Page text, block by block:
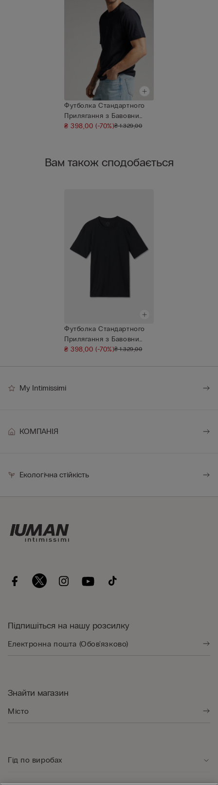
Футболка Стандартного
Прилягання з Бавовни
Superio...
₴ 398,00(-70%)₴ 1.329,00
Вам також сподобається
Футболка Стандартного
Прилягання з Бавовни
Superio...
₴ 398,00(-70%)₴ 1.329,00
My Intimissimi
КОМПАНІЯ
Екологічна стійкість
Підпишіться на нашу розсилку
Знайти магазин
Гід по виробах